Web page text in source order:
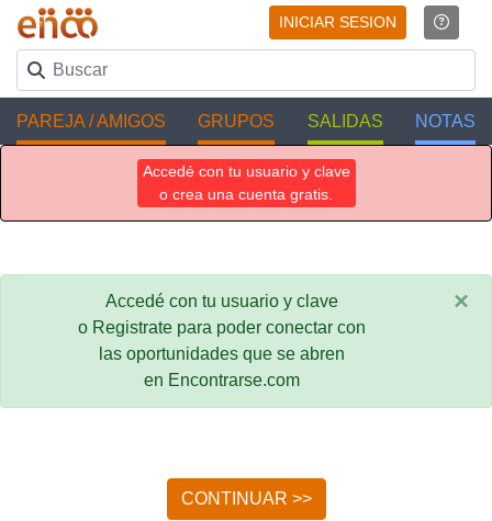
INICIAR SESION
PAREJA / AMIGOS GRUPOS SALIDAS NOTAS
Accedé con tu usuario y clave
o crea una cuenta gratis.
Accedé con tu usuario y clave
o Registrate para poder conectar con
las oportunidades que se abren
en Encontrarse.com
×
CONTINUAR >>